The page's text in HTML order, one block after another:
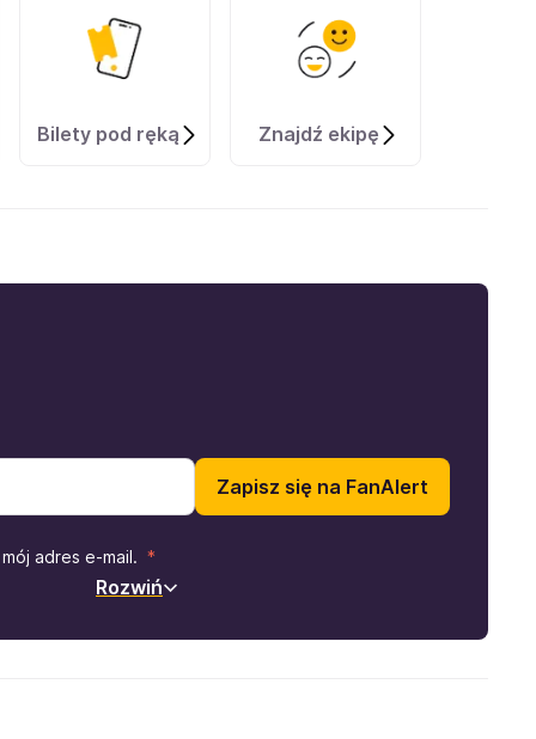
Bilety pod ręką Znajdź ekipę
Zapisz się na FanAlert
adres e-mail.
Rozwiń